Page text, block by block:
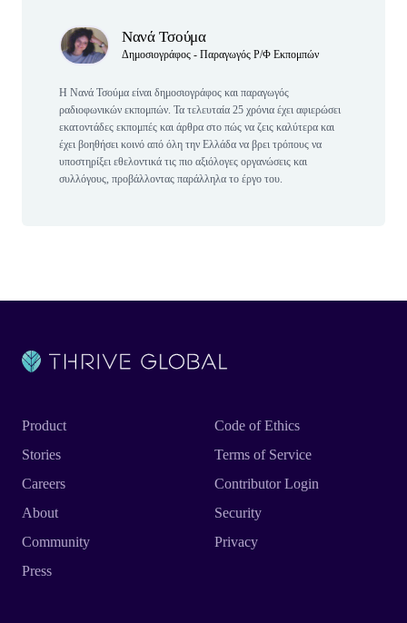
Νανά Τσούμα
Δημοσιογράφος - Παραγωγός Ρ/Φ Εκπομπών
Η Νανά Τσούμα είναι δημοσιογράφος και παραγωγός
ραδιοφωνικών εκπομπών. Τα τελευταία 25 χρόνια έχει αφιερώσει
εκατοντάδες εκπομπές και άρθρα στο πώς να ζεις καλύτερα και
έχει βοηθήσει κοινό από όλη την Ελλάδα να βρει τρόπους να
υποστηρίξει εθελοντικά τις πιο αξιόλογες οργανώσεις και
συλλόγους, προβάλλοντας παράλληλα το έργο του.
Product
Stories
Careers
About
Community
Press
Code of Ethics
Terms of Service
Contributor Login
Security
Privacy